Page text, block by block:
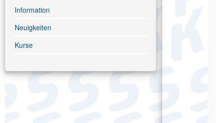
Information
Neuigkeiten
Kurse